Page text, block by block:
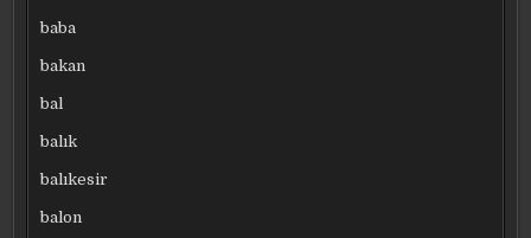
baba
bakan
bal
balık
balıkesir
balon